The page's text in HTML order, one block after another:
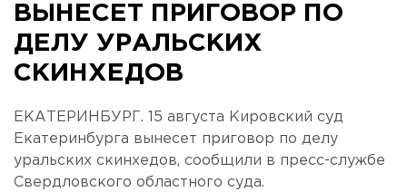
ВЫНЕСЕТ ПРИГОВОР ПО
ДЕЛУ УРАЛЬСКИХ
СКИНХЕДОВ
ЕКАТЕРИНБУРГ. 15 августа Кировский суд
Екатеринбурга вынесет приговор по делу
уральских скинхедов, сообщили в пресс-службе
Свердловского областного суда.